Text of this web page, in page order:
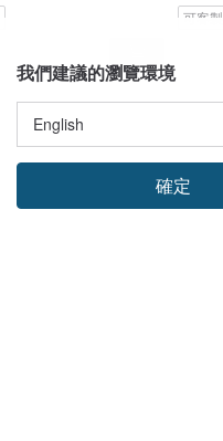
可客製
我們建議的瀏覽環境
確定